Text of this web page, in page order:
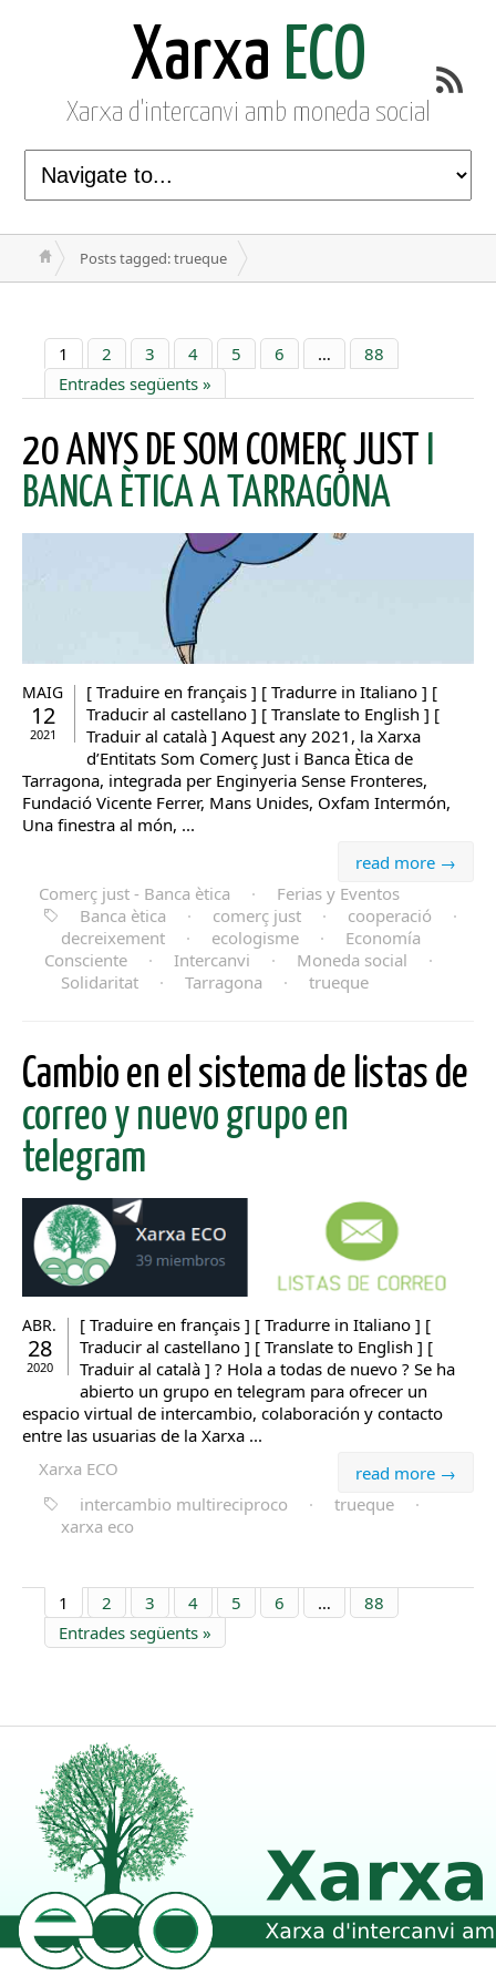
Xarxa ECO
Xarxa d'intercanvi amb moneda social
Posts tagged: trueque
1 2 3 4 5 6 …
88
Entrades següents »
20 ANYS DE SOM COMERÇ JUST
BANCA ÈTICA A TARRAGONA
MAIG
12
2021
[ Traduire en français ] [ Tradurre in Italiano ] [
Traducir al castellano ] [ Translate to English ] [
Traduir al català ] Aquest any 2021, la Xarxa
d’Entitats Som Comerç Just i Banca Ètica de
Tarragona, integrada per Enginyeria Sense Fronteres,
Fundació Vicente Ferrer, Mans Unides, Oxfam Intermón,
Una finestra al món, ...
read more →
Comerç just - Banca ètica
·
Ferias y Eventos
Banca ètica
· comerç just · cooperació
·
decreixement
· ecologisme ·
Economía
Consciente
· Intercanvi · Moneda social
·
Solidaritat
· Tarragona · trueque
Cambio en el sistema de listas de
correo y nuevo grupo en
telegram
ABR.
28
2020
[ Traduire en français ] [ Tradurre in Italiano ] [
Traducir al castellano ] [ Translate to English ] [
Traduir al català ] ? Hola a todas de nuevo ? Se ha
abierto un grupo en telegram para ofrecer un
espacio virtual de intercambio, colaboración y contacto
entre las usuarias de la Xarxa ...
read more →
Xarxa ECO
intercambio multireciproco
· trueque
·
xarxa eco
1 2 3 4 5 6 …
88
Entrades següents »